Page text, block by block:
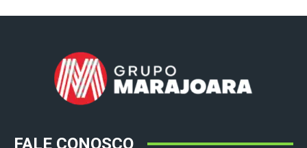
FALE CONOSCO